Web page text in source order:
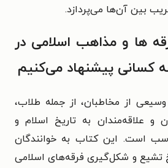
بین آن‌ها می‌پردازد.
ها و مذاهب اسلامی در
کسانی پیشنهاد می‌کنیم
از مخاطبان، از جمله طلاب،
و علاقه‌مندان به تاریخ اسلام و
است. این کتاب به خوانندگان
تشیع و شکل‌گیری فرقه‌های اسلامی